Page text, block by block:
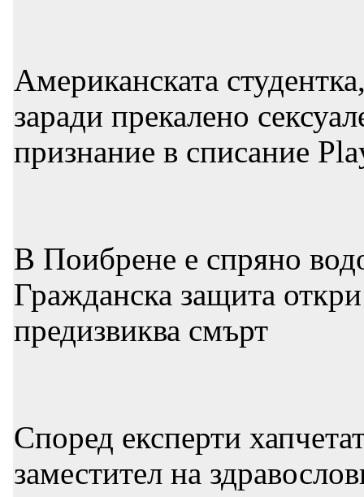
Американската
заради прекалено
признание в списание
В Поибрене е спряно
Гражданска защита
предизвиква смърт
Според експерти
заместител на